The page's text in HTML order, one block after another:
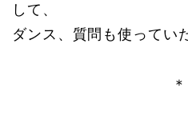
して、
ダンス、質問も使ってい
＊